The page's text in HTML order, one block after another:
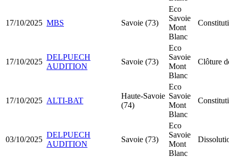
17/10/2025 MBS Savoie (73)
Eco
Savoie
Mont
Blanc
17/10/2025
DELPUECH
AUDITION
Savoie (73)
Eco
Savoie
Mont
Blanc
Clôture
17/10/2025 ALTI-BAT
Haute-Savoie
(74)
Eco
Savoie
Mont
Blanc
03/10/2025
DELPUECH
AUDITION
Savoie (73)
Eco
Savoie
Mont
Blanc